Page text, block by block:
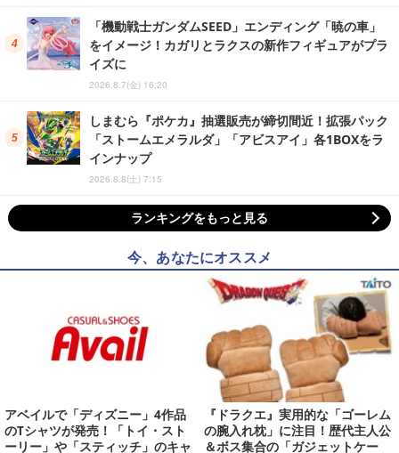
「機動戦士ガンダムSEED」エンディング「暁の車」
をイメージ！カガリとラクスの新作フィギュアがプラ
イズに
2026.8.7(金) 16:20
しまむら『ポケカ』抽選販売が締切間近！拡張パック
「ストームエメラルダ」「アビスアイ」各1BOXをラ
インナップ
2026.8.8(土) 7:15
ランキングをもっと見る
今、あなたにオススメ
アベイルで「ディズニー」4作品
のTシャツが発売！「トイ・スト
ーリー」や「スティッチ」のキャ
『ドラクエ』実用的な「ゴーレム
の腕入れ枕」に注目！歴代主人公
＆ボス集合の「ガジェットケー